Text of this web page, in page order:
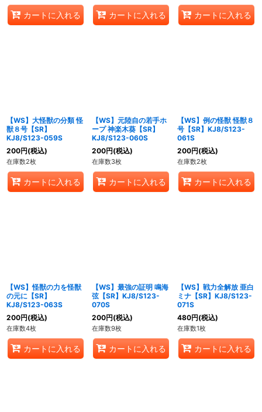
カートに入れる カートに入れる カートに入れる
【WS】大怪獣の分類 怪
獣８号【SR】
KJ8/S123-059S
200円(税込)
在庫数2枚
カートに入れる
【WS】元陸自の若手ホ
ープ 神楽木葵【SR】
KJ8/S123-060S
200円(税込)
在庫数3枚
カートに入れる
【WS】例の怪獣 怪獣８
号【SR】KJ8/S123-
061S
200円(税込)
在庫数2枚
カートに入れる
【WS】怪獣の力を怪獣
の元に【SR】
KJ8/S123-063S
200円(税込)
在庫数4枚
カートに入れる
【WS】最強の証明 鳴海
弦【SR】KJ8/S123-
070S
200円(税込)
在庫数9枚
カートに入れる
【WS】戦力全解放 亜白
ミナ【SR】KJ8/S123-
071S
480円(税込)
在庫数1枚
カートに入れる